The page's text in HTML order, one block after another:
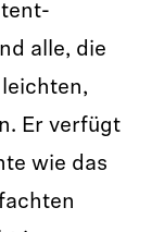
alle, die
Er verfügt
wie das